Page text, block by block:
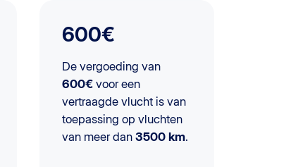
600€
De vergoeding van
600€ voor een
vertraagde vlucht is van
toepassing op vluchten
van meer dan3500 km.